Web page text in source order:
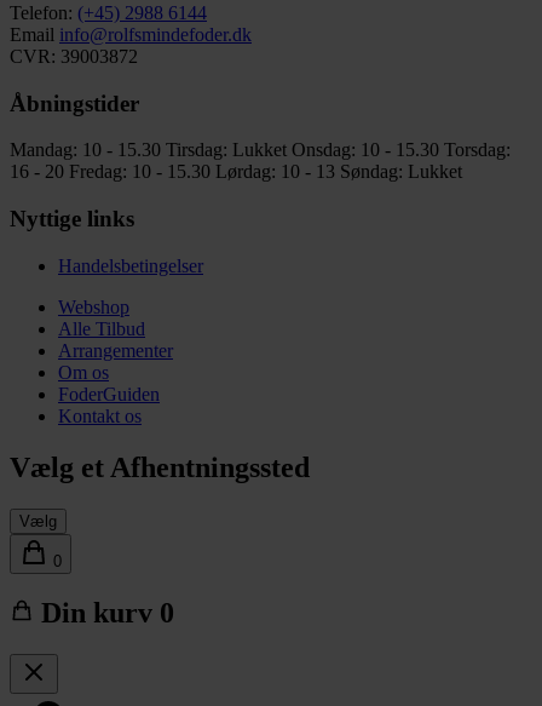
Telefon: (+45) 2988 6144
Email info@rolfsmindefoder.dk
CVR: 39003872
Åbningstider
Mandag: 10 - 15.30 Tirsdag: Lukket Onsdag: 10 - 15.30 Torsdag:
16 - 20 Fredag: 10 - 15.30 Lørdag: 10 - 13 Søndag: Lukket
Nyttige links
Handelsbetingelser
Webshop
Alle Tilbud
Arrangementer
Om os
FoderGuiden
Kontakt os
Vælg et Afhentningssted
Vælg
0
Din kurv 0